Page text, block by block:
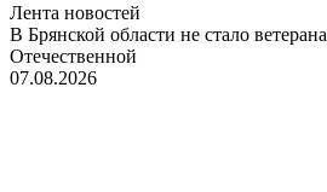
Лента новостей
В Брянской области не стало
Отечественной
07.08.2026